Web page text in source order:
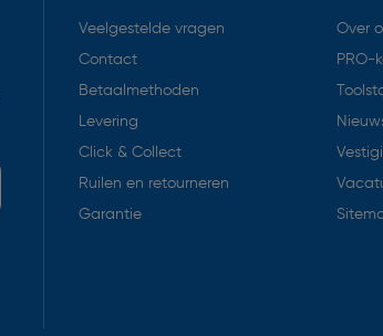
Veelgestelde vragen
Contact
Betaalmethoden
Levering
Click & Collect
Ruilen en retourneren
Garantie
Over
PRO-